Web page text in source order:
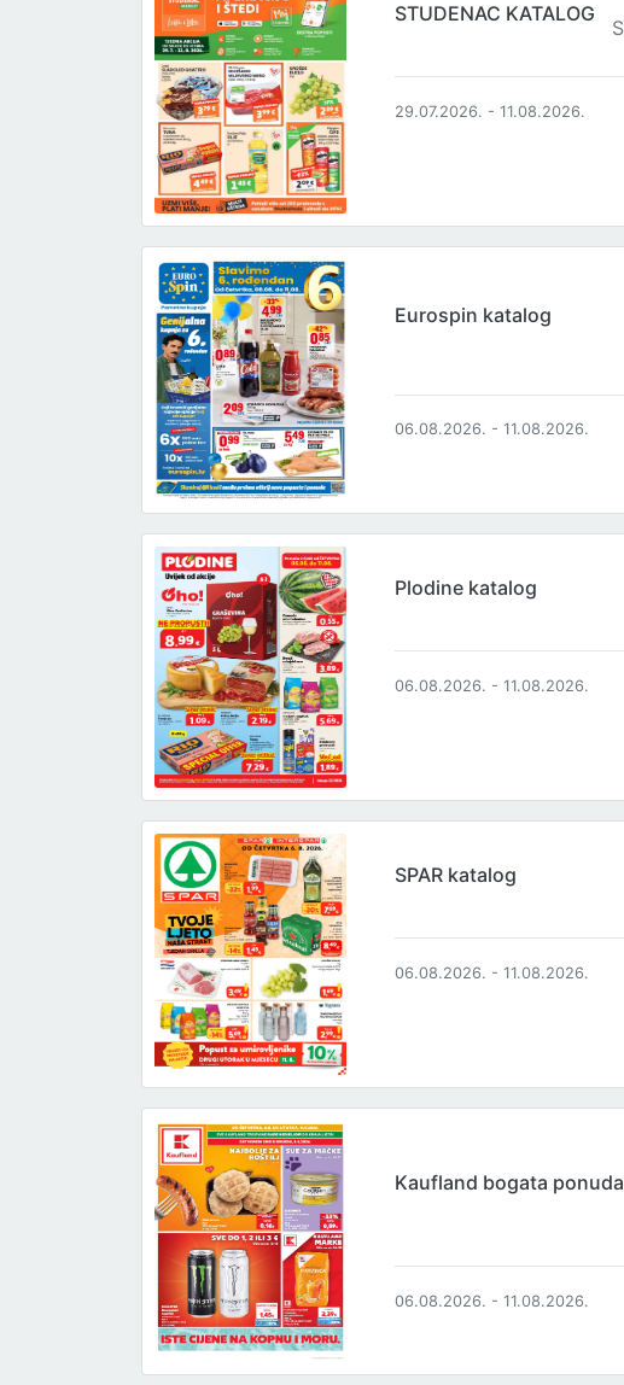
STUDENAC KATALOG
29.07.2026. - 11.08.2026.
Eurospin katalog
06.08.2026. - 11.08.2026.
Plodine katalog
06.08.2026. - 11.08.2026.
SPAR katalog
06.08.2026. - 11.08.2026.
Kaufland bogata ponuda
06.08.2026. - 11.08.2026.